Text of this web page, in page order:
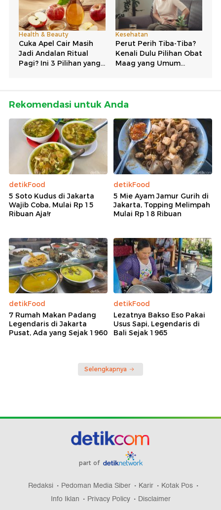
Rekomendasi untuk Anda
detikFood
5 Soto Kudus di Jakarta
Wajib Coba, Mulai Rp 15
Ribuan Aja!r
detikFood
5 Mie Ayam Jamur Gurih di
Jakarta, Topping Melimpah
Mulai Rp 18 Ribuan
detikFood
7 Rumah Makan Padang
Legendaris di Jakarta
Pusat, Ada yang Sejak 1960
detikFood
Lezatnya Bakso Eso Pakai
Usus Sapi, Legendaris di
Bali Sejak 1965
Selengkapnya
part of
Redaksi Pedoman Media Siber Karir
Kotak Pos
Info Iklan
Privacy Policy Disclaimer